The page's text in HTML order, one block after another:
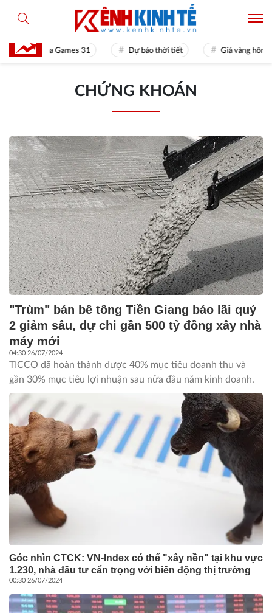
Sea Games 31 Dự báo thời tiết Giá vàng hôm nay
CHỨNG KHOÁN
"Trùm" bán bê tông Tiền Giang báo lãi quý
2 giảm sâu, dự chi gần 500 tỷ đồng xây nhà
máy mới
04:30 26/07/2024
TICCO đã hoàn thành được 40% mục tiêu doanh thu và
gần 30% mục tiêu lợi nhuận sau nửa đầu năm kinh doanh.
Góc nhìn CTCK: VN-Index có thể "xây nền" tại khu vực
1.230, nhà đầu tư cẩn trọng với biến động thị trường
00:30 26/07/2024